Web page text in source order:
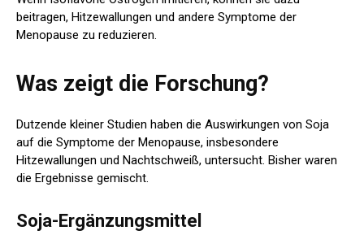
beitragen, Hitzewallungen und andere Symptome der
Menopause zu reduzieren.
Was zeigt die Forschung?
Dutzende kleiner Studien haben die Auswirkungen von Soja
auf die Symptome der Menopause, insbesondere
Hitzewallungen und Nachtschweiß, untersucht. Bisher waren
die Ergebnisse gemischt.
Soja-Ergänzungsmittel